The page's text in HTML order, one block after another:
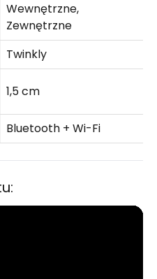
Wewnętrzne,
Zewnętrzne
Twinkly
1,5 cm
Bluetooth + Wi-Fi